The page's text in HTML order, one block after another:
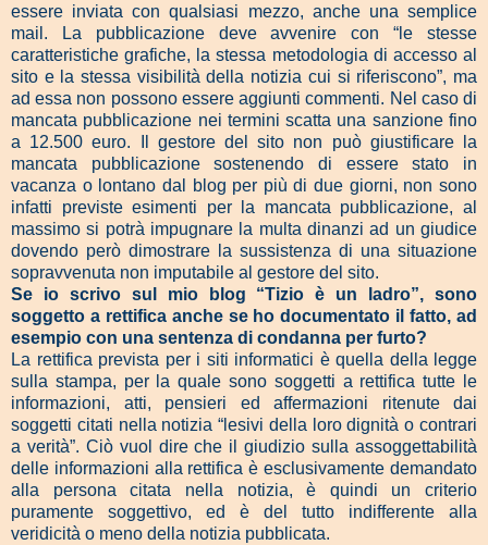
essere inviata con qualsiasi mezzo, anche una semplice
mail. La pubblicazione deve avvenire con “le stesse
caratteristiche grafiche, la stessa metodologia di accesso al
sito e la stessa visibilità della notizia cui si riferiscono”, ma
ad essa non possono essere aggiunti commenti. Nel caso di
mancata pubblicazione nei termini scatta una sanzione fino
a 12.500 euro. Il gestore del sito non può giustificare la
mancata pubblicazione sostenendo di essere stato in
vacanza o lontano dal blog per più di due giorni, non sono
infatti previste esimenti per la mancata pubblicazione, al
massimo si potrà impugnare la multa dinanzi ad un giudice
dovendo però dimostrare la sussistenza di una situazione
sopravvenuta non imputabile al gestore del sito.
Se io scrivo sul mio blog “Tizio è un ladro”, sono
soggetto a rettifica anche se ho documentato il fatto, ad
esempio con una sentenza di condanna per furto?
La rettifica prevista per i siti informatici è quella della legge
sulla stampa, per la quale sono soggetti a rettifica tutte le
informazioni, atti, pensieri ed affermazioni ritenute dai
soggetti citati nella notizia “lesivi della loro dignità o contrari
a verità”. Ciò vuol dire che il giudizio sulla assoggettabilità
delle informazioni alla rettifica è esclusivamente demandato
alla persona citata nella notizia, è quindi un criterio
puramente soggettivo, ed è del tutto indifferente alla
veridicità o meno della notizia pubblicata.